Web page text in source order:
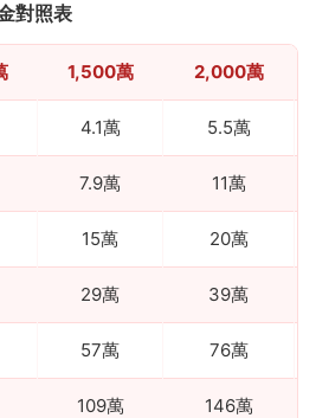
對照表
1,500萬 2,000萬
4.1萬 5.5萬
7.9萬 11萬
15萬 20萬
29萬 39萬
57萬 76萬
109萬 146萬